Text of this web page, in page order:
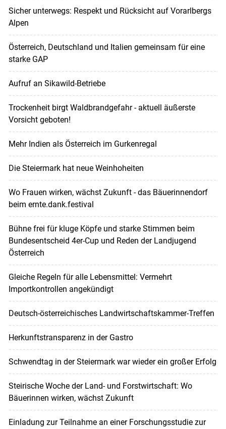
Sicher unterwegs: Respekt und Rücksicht auf Vorarlbergs
Alpen
Österreich, Deutschland und Italien gemeinsam für eine
starke GAP
Aufruf an Sikawild-Betriebe
Trockenheit birgt Waldbrandgefahr - aktuell äußerste
Vorsicht geboten!
Mehr Indien als Österreich im Gurkenregal
Die Steiermark hat neue Weinhoheiten
Wo Frauen wirken, wächst Zukunft - das Bäuerinnendorf
beim ernte.dank.festival
Bühne frei für kluge Köpfe und starke Stimmen beim
Bundesentscheid 4er-Cup und Reden der Landjugend
Österreich
Gleiche Regeln für alle Lebensmittel: Vermehrt
Importkontrollen angekündigt
Deutsch-österreichisches Landwirtschaftskammer-Treffen
Herkunftstransparenz in der Gastro
Schwendtag in der Steiermark war wieder ein großer Erfolg
Steirische Woche der Land- und Forstwirtschaft: Wo
Bäuerinnen wirken, wächst Zukunft
Einladung zur Teilnahme an einer Forschungsstudie zur